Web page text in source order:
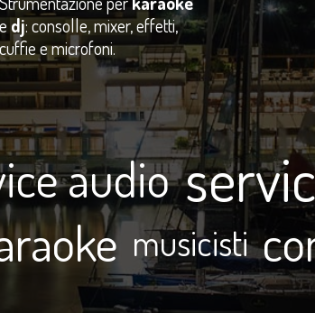
dj: consolle, mixer, effetti,
e microfoni.
audio
musicisti